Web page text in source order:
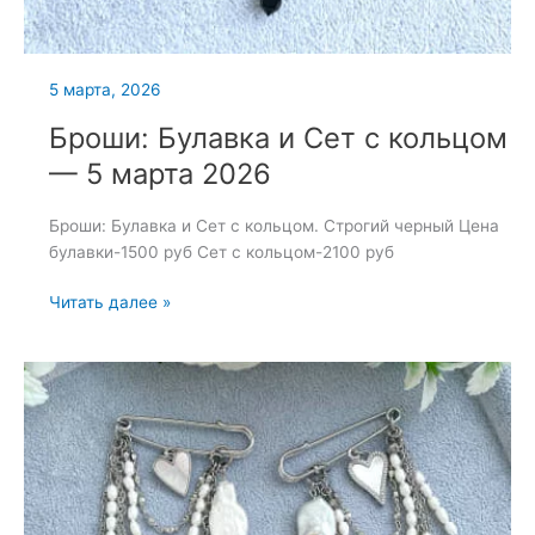
5 марта, 2026
Броши: Булавка и Сет с кольцом
— 5 марта 2026
Броши: Булавка и Сет с кольцом. Строгий черный Цена
булавки-1500 руб Сет с кольцом-2100 руб
Броши:
Сет
с
кольцом
—
5
марта
Читать далее »